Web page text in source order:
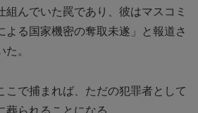
組んでいた罠であり、彼はマスコミ
よる国家機密の奪取未遂」と報道さ
。
こで捕まれば、ただの犯罪者として
られることになる。